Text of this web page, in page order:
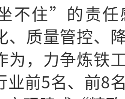
不住”的责任
、质量管控、
为，力争炼铁
业前5名、前8